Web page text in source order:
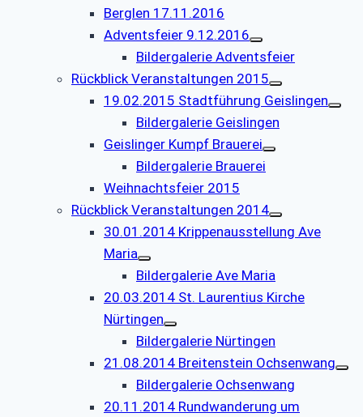
Berglen 17.11.2016
Adventsfeier 9.12.2016
Bildergalerie Adventsfeier
Rückblick Veranstaltungen 2015
19.02.2015 Stadtführung Geislingen
Bildergalerie Geislingen
Geislinger Kumpf Brauerei
Bildergalerie Brauerei
Weihnachtsfeier 2015
Rückblick Veranstaltungen 2014
30.01.2014 Krippenausstellung Ave
Maria
Bildergalerie Ave Maria
20.03.2014 St. Laurentius Kirche
Nürtingen
Bildergalerie Nürtingen
21.08.2014 Breitenstein Ochsenwang
Bildergalerie Ochsenwang
20.11.2014 Rundwanderung um